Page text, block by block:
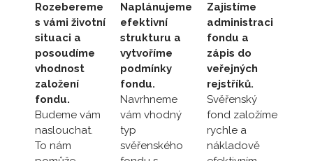
Rozebereme
s vámi životní
situaci a
posoudíme
vhodnost
založení
fondu.
Budeme vám
naslouchat.
To nám
Naplánujeme
efektivní
strukturu a
vytvoříme
podmínky
fondu.
Navrhneme
vám vhodný
typ
svěřenského
Zajistíme
administraci
fondu a
zápis do
veřejných
rejstříků.
Svěřenský
fond založíme
rychle a
nákladově